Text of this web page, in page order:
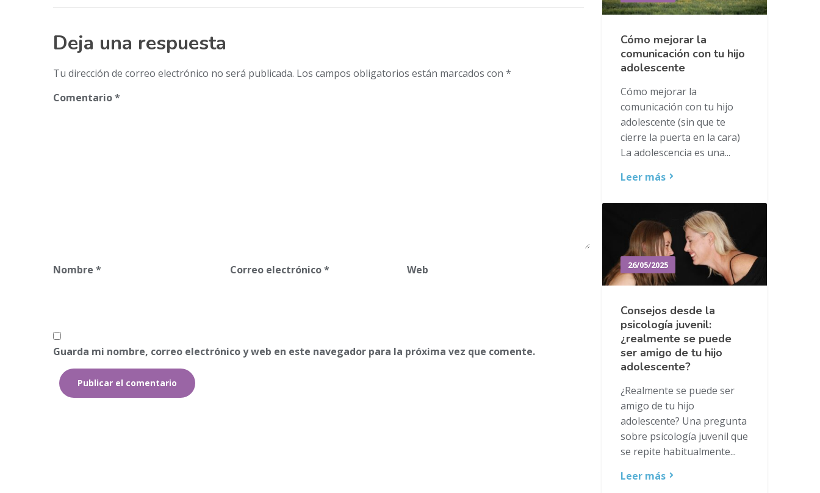
Deja una respuesta
Tu dirección de correo electrónico no será publicada. Los campos obligatorios están marcados con *
Comentario*
Nombre * Correo electrónico* Web
Guarda mi nombre, correo electrónico y web en este navegador para la próxima vez que comente.
Cómo mejorar la
comunicación con tu hijo
adolescente
Cómo mejorar la
comunicación con tu hijo
adolescente (sin que te
cierre la puerta en la cara)
La adolescencia es una...
Leer más
26/05/2025
Consejos desde la
psicología juvenil:
¿realmente se puede
ser amigo de tu hijo
adolescente?
¿Realmente se puede ser
amigo de tu hijo
adolescente? Una pregunta
sobre psicología juvenil que
se repite habitualmente...
Leer más